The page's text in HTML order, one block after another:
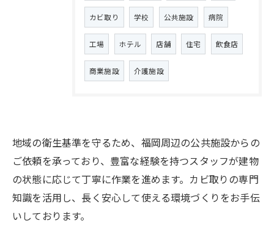
カビ取り 学校 公共施設 病院
工場 ホテル 店舗 住宅 飲食店
商業施設 介護施設
地域の衛生基準を守るため、福岡周辺の公共施設からの
ご依頼を承っており、豊富な経験を持つスタッフが建物
の状態に応じて丁寧に作業を進めます。カビ取りの専門
知識を活用し、長く安心して使える環境づくりをお手伝
いしております。